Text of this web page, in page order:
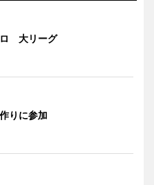
ロ 大リーグ
りに参加